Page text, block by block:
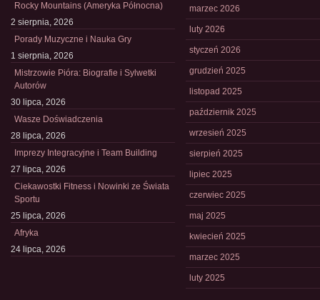
Rocky Mountains (Ameryka Północna)
2 sierpnia, 2026
Porady Muzyczne i Nauka Gry
1 sierpnia, 2026
Mistrzowie Pióra: Biografie i Sylwetki
Autorów
30 lipca, 2026
Wasze Doświadczenia
28 lipca, 2026
Imprezy Integracyjne i Team Building
27 lipca, 2026
Ciekawostki Fitness i Nowinki ze Świata
Sportu
25 lipca, 2026
Afryka
24 lipca, 2026
marzec 2026
luty 2026
styczeń 2026
grudzień 2025
listopad 2025
październik 2025
wrzesień 2025
sierpień 2025
lipiec 2025
czerwiec 2025
maj 2025
kwiecień 2025
marzec 2025
luty 2025